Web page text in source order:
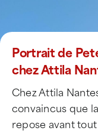
Portrait de
chez Attila
Chez Attila
convaincus que
repose avant